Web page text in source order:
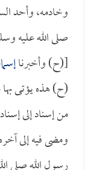
وخادمه، وأحد
صلى الله عليه
[(ح) وأخبرنا
(ح) هذه يؤتى بها
من إسناد إلى
ومضى فيه إلى